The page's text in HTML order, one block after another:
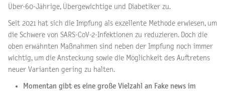
Über-60-Jährige, Übergewichtige und Diabetiker zu.
Seit 2021 hat sich die Impfung als exzellente Methode erwiesen, um
die Schwere von SARS-CoV-2-Infektionen zu reduzieren. Doch die
oben erwähnten Maßnahmen sind neben der Impfung noch immer
wichtig, um die Ansteckung sowie die Möglichkeit des Auftretens
neuer Varianten gering zu halten.
Momentan gibt es eine große Vielzahl an Fake news im